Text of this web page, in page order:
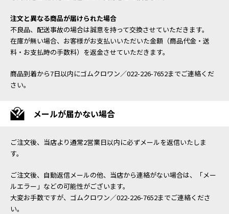
注文と異なる商品が届けられた場合
不良品、配送事故の場合は誠意を持って交換させていただきます。
在庫が無い場合、お客様がお支払いいただいた金額（商品代金・送
料・お支払時の手数料）を返金させていただきます。
商品到着から7日以内にゴムクロワン／022-226-7652までご連絡くだ
さい。
メールが届かない場合
ご注文後、当店より通常2営業日以内に必ずメールを返信いたしま
す。
ご注文後、自動返信メールの他、当店から連絡がない場合は、「メー
ルエラー」などの可能性がございます。
大変お手数ですが、ゴムクロワン／022-226-7652までご連絡くださ
い。